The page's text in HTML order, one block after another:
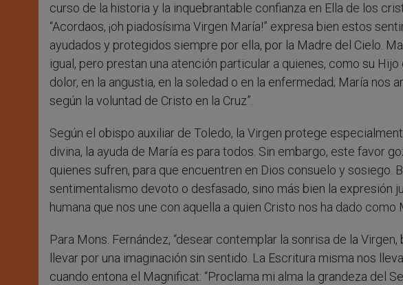
curso de la historia y la inquebrantable confianza en Ella de los
“Acordaos, ¡oh piadosísima Virgen María!” expresa bien estos
ayudados y protegidos siempre por ella, por la Madre del Cielo.
igual, pero prestan una atención particular a quienes, como su
dolor, en la angustia, en la soledad o en la enfermedad; María nos
según la voluntad de Cristo en la Cruz”.
Según el obispo auxiliar de Toledo, la Virgen protege
divina, la ayuda de María es para todos. Sin embargo, este favor
quienes sufren, para que encuentren en Dios consuelo y sosiego.
sentimentalismo devoto o desfasado, sino más bien la expresión
humana que nos une con aquella a quien Cristo nos ha dado como
Para Mons. Fernández, “desear contemplar la sonrisa de la
llevar por una imaginación sin sentido. La Escritura misma nos
cuando entona el Magnificat: “Proclama mi alma la grandeza del